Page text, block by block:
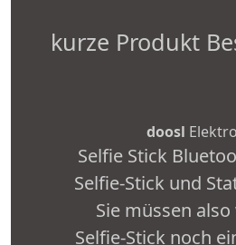
kurze Produkt
doosl
Selfie Stick
Selfie-Stick und
Sie müssen
Selfie-Stick noch